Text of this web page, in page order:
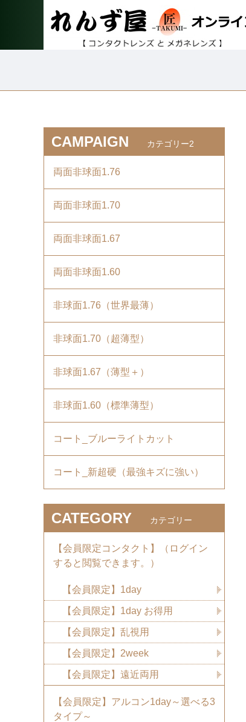
CAMPAIGN カテゴリー2
両面非球面1.76
両面非球面1.70
両面非球面1.67
両面非球面1.60
非球面1.76（世界最薄）
非球面1.70（超薄型）
非球面1.67（薄型＋）
非球面1.60（標準薄型）
コート_ブルーライトカット
コート_新超硬（最強キズに強い）
CATEGORY カテゴリー
【会員限定コンタクト】（ログイン
すると閲覧できます。）
【会員限定】1day
【会員限定】1day お得用
【会員限定】乱視用
【会員限定】2week
【会員限定】遠近両用
【会員限定】アルコン1day～選べる3
タイプ～